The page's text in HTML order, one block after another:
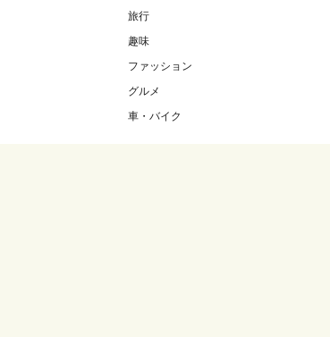
旅行
趣味
ファッション
グルメ
車・バイク